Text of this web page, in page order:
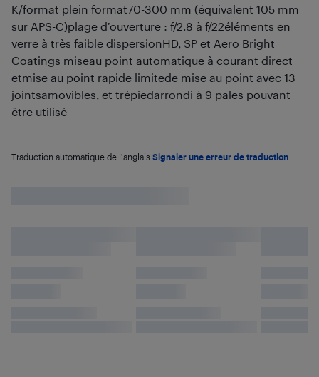
K/format plein format70-300 mm (équivalent 105 mm
sur APS-C)plage d’ouverture : f/2.8 à f/22éléments en
verre à très faible dispersionHD, SP et Aero Bright
Coatings miseau point automatique à courant direct
etmise au point rapide limitede mise au point avec 13
jointsamovibles, et trépiedarrondi à 9 pales pouvant
être utilisé
Traduction automatique de l'anglais. Signaler une erreur de traduction